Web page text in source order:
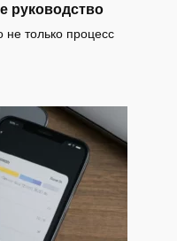
руководство
только процесс